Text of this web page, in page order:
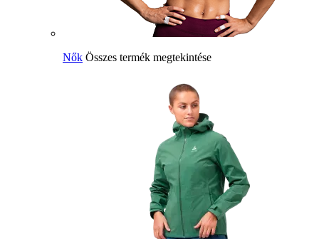
Nők Összes termék megtekintése